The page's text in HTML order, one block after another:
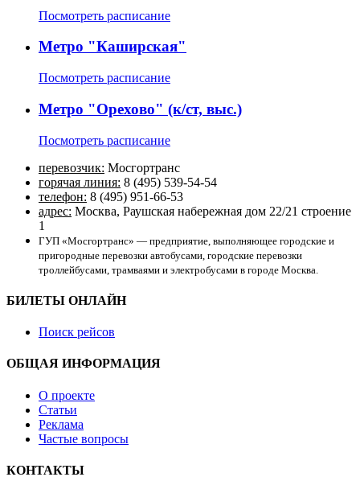
Посмотреть расписание
Метро "Каширская"
Посмотреть расписание
Метро "Орехово" (к/ст, выс.)
Посмотреть расписание
перевозчик: Мосгортранс
горячая линия: 8 (495) 539-54-54
телефон: 8 (495) 951-66-53
адрес: Москва, Раушская набережная дом 22/21 строение
1
ГУП «Мосгортранс» — предприятие, выполняющее городские и
пригородные перевозки автобусами, городские перевозки
троллейбусами, трамваями и электробусами в городе Москва.
БИЛЕТЫ ОНЛАЙН
Поиск рейсов
ОБЩАЯ ИНФОРМАЦИЯ
О проекте
Статьи
Реклама
Частые вопросы
КОНТАКТЫ